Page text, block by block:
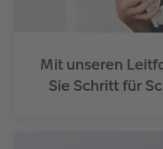
Mit unseren
Sie Schritt für